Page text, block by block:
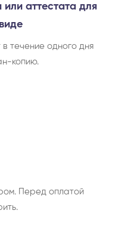
аттестата для
течение одного дня
копию.
Перед оплатой